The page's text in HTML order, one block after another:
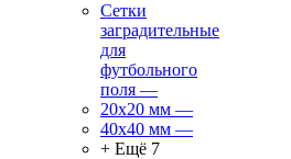
Сетки
заградительные
для
футбольного
поля —
20х20 мм —
40х40 мм —
+ Ещё 7